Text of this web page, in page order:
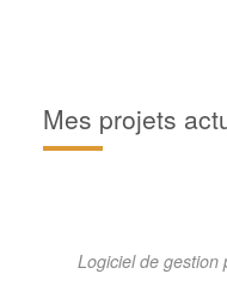
Mes projets
Logiciel de gestion